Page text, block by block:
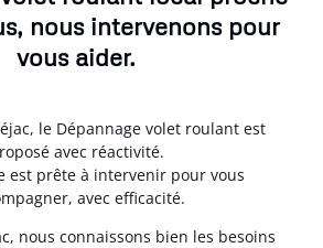
nous intervenons pour
vous aider.
le Dépannage volet roulant est
avec réactivité.
est prête à intervenir pour vous
avec efficacité.
nous connaissons bien les besoins